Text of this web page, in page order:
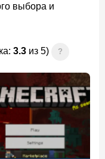
выбора и
3.3 из 5) ?